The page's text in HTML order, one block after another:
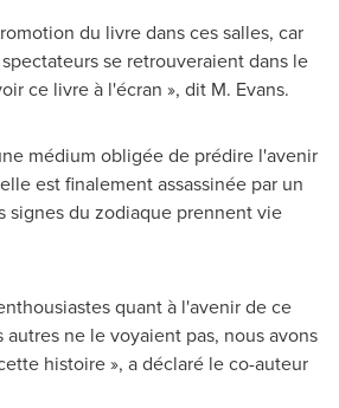
du livre dans ces salles, car
se retrouveraient dans le
ce livre à l'écran », dit M. Evans.
médium obligée de prédire l'avenir
est finalement assassinée par un
signes du zodiaque prennent vie
quant à l'avenir de ce
ne le voyaient pas, nous avons
histoire », a déclaré le co-auteur